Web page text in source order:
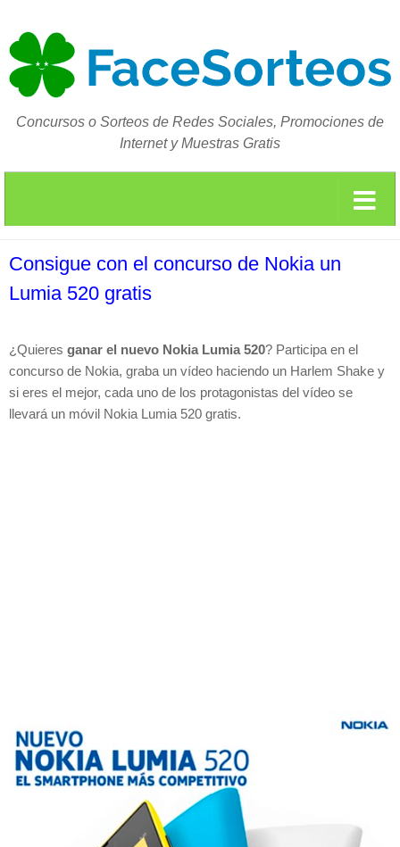
Concursos o Sorteos de Redes Sociales, Promociones de
Internet y Muestras Gratis
Consigue con el concurso de Nokia un
Lumia 520 gratis
¿Quieres ganar el nuevo Nokia Lumia 520? Participa en el
concurso de Nokia, graba un vídeo haciendo un Harlem Shake y
si eres el mejor, cada uno de los protagonistas del vídeo se
llevará un móvil Nokia Lumia 520 gratis.